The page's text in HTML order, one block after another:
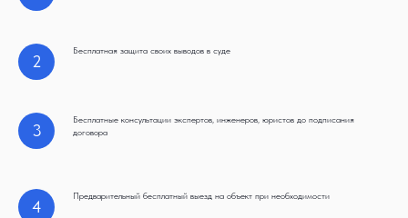
2
Бесплатная защита своих выводов в суде
3
Бесплатные консультации экспертов, инженеров, юристов до подписания
договора
4
Предварительный бесплатный выезд на объект при необходимости